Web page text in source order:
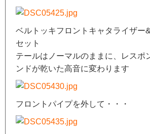
ベルトッキフロントキャタライザー
セット
テールはノーマルのままに、レスポ
ンドが乾いた高音に変わります
フロントパイプを外して・・・